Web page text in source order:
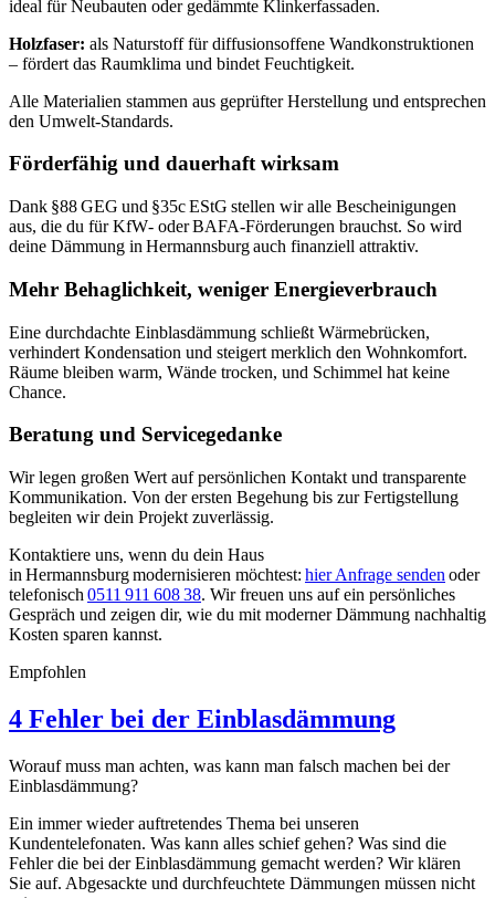
ideal für Neubauten oder gedämmte Klinkerfassaden.
Holzfaser: als Naturstoff für diffusionsoffene Wandkonstruktionen
– fördert das Raumklima und bindet Feuchtigkeit.
Alle Materialien stammen aus geprüfter Herstellung und entsprechen
den Umwelt‑Standards.
Förderfähig und dauerhaft wirksam
Dank §88 GEG und §35c EStG stellen wir alle Bescheinigungen
aus, die du für KfW‑ oder BAFA‑Förderungen brauchst. So wird
deine Dämmung in Hermannsburg auch finanziell attraktiv.
Mehr Behaglichkeit, weniger Energieverbrauch
Eine durchdachte Einblasdämmung schließt Wärmebrücken,
verhindert Kondensation und steigert merklich den Wohnkomfort.
Räume bleiben warm, Wände trocken, und Schimmel hat keine
Chance.
Beratung und Servicegedanke
Wir legen großen Wert auf persönlichen Kontakt und transparente
Kommunikation. Von der ersten Begehung bis zur Fertigstellung
begleiten wir dein Projekt zuverlässig.
Kontaktiere uns, wenn du dein Haus
in Hermannsburg modernisieren möchtest: hier Anfrage senden oder
telefonisch 0511 911 608 38. Wir freuen uns auf ein persönliches
Gespräch und zeigen dir, wie du mit moderner Dämmung nachhaltig
Kosten sparen kannst.
Empfohlen
4 Fehler bei der Einblasdämmung
Worauf muss man achten, was kann man falsch machen bei der
Einblasdämmung?
Ein immer wieder auftretendes Thema bei unseren
Kundentelefonaten. Was kann alles schief gehen? Was sind die
Fehler die bei der Einblasdämmung gemacht werden? Wir klären
Sie auf. Abgesackte und durchfeuchtete Dämmungen müssen nicht